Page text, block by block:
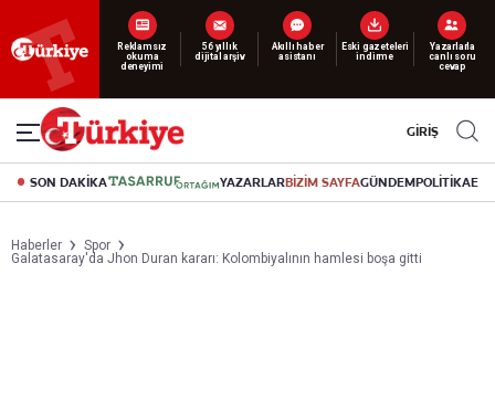
Yeni nesil dijital
abonelik 19 TL’den başlayan fiyatlarla.
GİRİŞ
SON DAKİKA YAZARLARBİZİM SAYFAGÜNDEMPOLİTİKA
Haberler
Spor
Galatasaray'da Jhon Duran kararı: Kolombiyalının hamlesi boşa gitti